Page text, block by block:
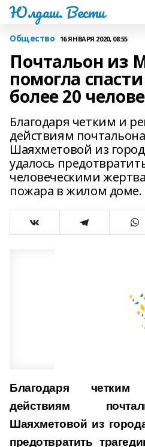
Юлдаш. Вести
Общество 16 ЯНВАРЯ 2020, 08:55
Почтальон из
помогла
более 20
Благодаря четким и
действиям
Шаяхметовой из
удалось
человеческими
пожара в жилом доме.
Благодаря
действиям
Шаяхметовой из
предотвратить